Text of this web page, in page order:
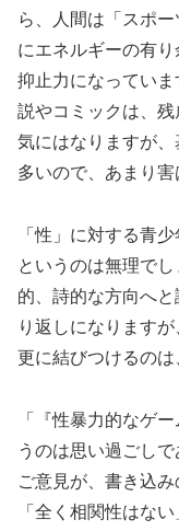
ら、人間は「スポ
にエネルギーの有
抑止力になってい
説やコミックは、
気にはなりますが
多いので、あまり害
「性」に対する青
というのは無理で
的、詩的な方向へ
り返しになります
更に結びつけるのは
「『性暴力的なゲ
うのは思い過ごし
ご意見が、書き込
「全く相関性はな